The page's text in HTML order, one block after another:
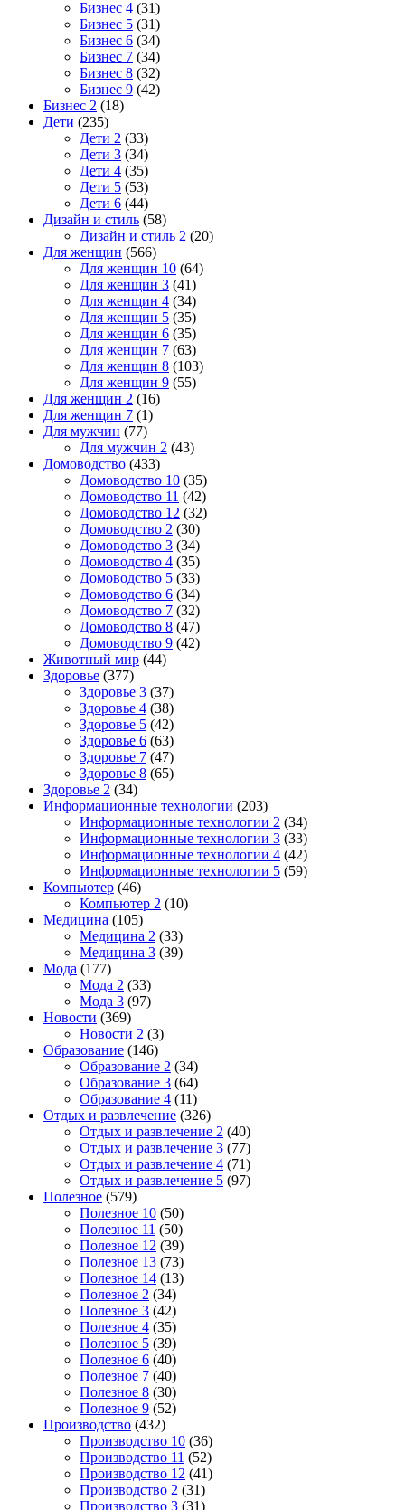
Бизнес 4 (31)
Бизнес 5 (31)
Бизнес 6 (34)
Бизнес 7 (34)
Бизнес 8 (32)
Бизнес 9 (42)
Бизнес 2 (18)
Дети (235)
Дети 2 (33)
Дети 3 (34)
Дети 4 (35)
Дети 5 (53)
Дети 6 (44)
Дизайн и стиль (58)
Дизайн и стиль 2 (20)
Для женщин (566)
Для женщин 10 (64)
Для женщин 3 (41)
Для женщин 4 (34)
Для женщин 5 (35)
Для женщин 6 (35)
Для женщин 7 (63)
Для женщин 8 (103)
Для женщин 9 (55)
Для женщин 2 (16)
Для женщин 7 (1)
Для мужчин (77)
Для мужчин 2 (43)
Домоводство (433)
Домоводство 10 (35)
Домоводство 11 (42)
Домоводство 12 (32)
Домоводство 2 (30)
Домоводство 3 (34)
Домоводство 4 (35)
Домоводство 5 (33)
Домоводство 6 (34)
Домоводство 7 (32)
Домоводство 8 (47)
Домоводство 9 (42)
Животный мир (44)
Здоровье (377)
Здоровье 3 (37)
Здоровье 4 (38)
Здоровье 5 (42)
Здоровье 6 (63)
Здоровье 7 (47)
Здоровье 8 (65)
Здоровье 2 (34)
Информационные технологии (203)
Информационные технологии 2 (34)
Информационные технологии 3 (33)
Информационные технологии 4 (42)
Информационные технологии 5 (59)
Компьютер (46)
Компьютер 2 (10)
Медицина (105)
Медицина 2 (33)
Медицина 3 (39)
Мода (177)
Мода 2 (33)
Мода 3 (97)
Новости (369)
Новости 2 (3)
Образование (146)
Образование 2 (34)
Образование 3 (64)
Образование 4 (11)
Отдых и развлечение (326)
Отдых и развлечение 2 (40)
Отдых и развлечение 3 (77)
Отдых и развлечение 4 (71)
Отдых и развлечение 5 (97)
Полезное (579)
Полезное 10 (50)
Полезное 11 (50)
Полезное 12 (39)
Полезное 13 (73)
Полезное 14 (13)
Полезное 2 (34)
Полезное 3 (42)
Полезное 4 (35)
Полезное 5 (39)
Полезное 6 (40)
Полезное 7 (40)
Полезное 8 (30)
Полезное 9 (52)
Производство (432)
Производство 10 (36)
Производство 11 (52)
Производство 12 (41)
Производство 2 (31)
Производство 3 (31)